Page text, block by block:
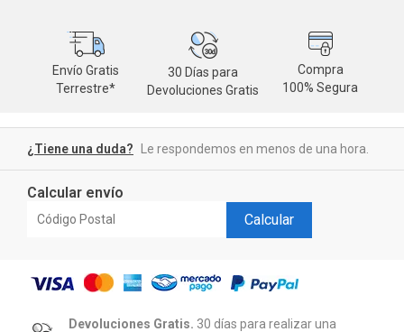
Envío Gratis
Terrestre*
30 Días para
Devoluciones Gratis
Compra
100% Segura
¿Tiene una duda? Le respondemos en menos de una hora.
Calcular envío
Calcular
Devoluciones Gratis. 30 días para realizar una